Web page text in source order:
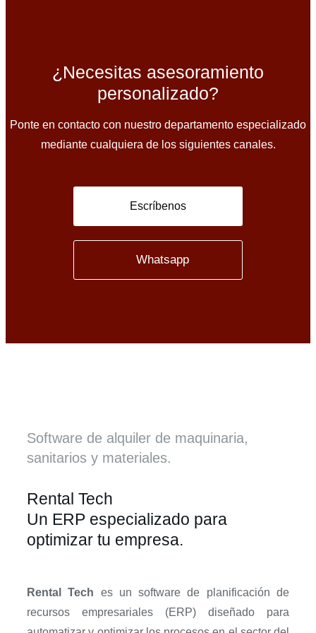
¿Necesitas asesoramiento
personalizado?
Ponte en contacto con nuestro departamento especializado
mediante cualquiera de los siguientes canales.
Escríbenos
Whatsapp
Software de alquiler de maquinaria,
sanitarios y materiales.
Rental Tech
Un ERP especializado para
optimizar tu empresa.
Rental Tech es un software de planificación de
recursos empresariales (ERP) diseñado para